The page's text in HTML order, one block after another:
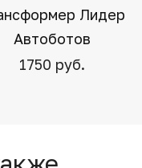
Лидер
Автоботов
1750 руб.